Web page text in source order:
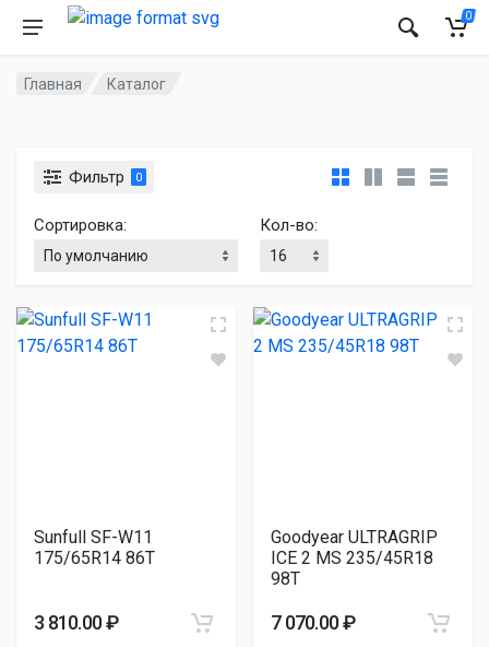
0
Главная Каталог
Фильтр 0
Сортировка: Кол-во:
Sunfull SF-W11
175/65R14 86T
3 810.00 ₽
Goodyear ULTRAGRIP
ICE 2 MS 235/45R18
98T
7 070.00 ₽